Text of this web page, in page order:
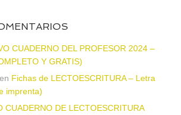
CUADERNO DEL PROFESOR 2024 –
Y GRATIS)
en Fichas de LECTOESCRITURA – Letra
imprenta)
CUADERNO DE LECTOESCRITURA